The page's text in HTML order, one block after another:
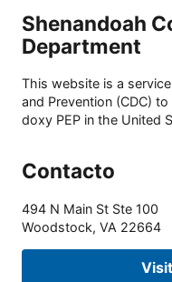
Shenandoah
Department
This website is a
and Prevention (CDC)
doxy PEP in the United
Contacto
494 N Main St Ste 100
Woodstock, VA 22664